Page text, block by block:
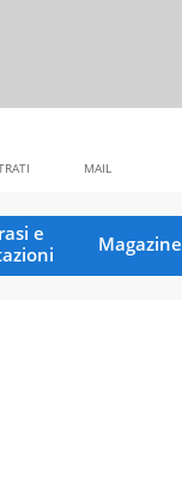
MAIL
e
Magazine